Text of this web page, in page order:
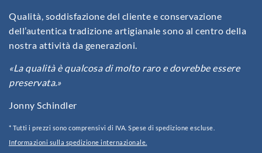
Qualità, soddisfazione del cliente e conservazione
dell’autentica tradizione artigianale sono al centro della
nostra attività da generazioni.
«La qualità è qualcosa di molto raro e dovrebbe essere
preservata.»
Jonny Schindler
* Tutti i prezzi sono comprensivi di IVA. Spese di spedizione escluse.
Informazioni sulla spedizione internazionale.